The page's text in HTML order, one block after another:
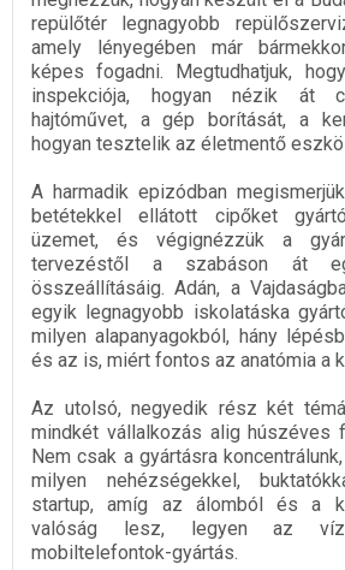
repülőtér legnagyobb
amely lényegében már
képes fogadni. Megtudhatjuk,
inspekciója, hogyan nézik át
hajtóművet, a gép borítását, a
hogyan tesztelik az életmentő
A harmadik epizódban
betétekkel ellátott cipőket
üzemet, és végignézzük a
tervezéstől a szabáson át
összeállításáig. Adán, a
egyik legnagyobb iskolatáska
milyen alapanyagokból, hány
és az is, miért fontos az anatómia a
Az utolsó, negyedik rész két
mindkét vállalkozás alig húszéves
Nem csak a gyártásra
milyen nehézségekkel,
startup, amíg az álomból és a
valóság lesz, legyen az
mobiltelefontok-gyártás.